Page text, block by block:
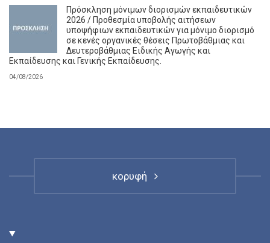
Πρόσκληση μόνιμων διορισμών εκπαιδευτικών
2026 / Προθεσμία υποβολής αιτήσεων
υποψήφιων εκπαιδευτικών για μόνιμο διορισμό
σε κενές οργανικές θέσεις Πρωτοβάθμιας και
Δευτεροβάθμιας Ειδικής Αγωγής και
Εκπαίδευσης και Γενικής Εκπαίδευσης.
04/08/2026
κορυφή